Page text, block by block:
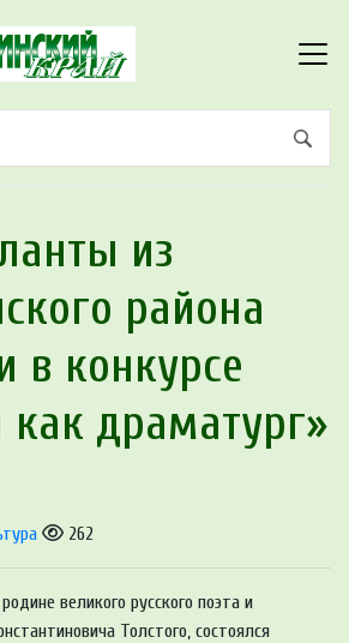
из
района
в конкурсе
как драматург»
262
великого русского поэта и
Толстого, состоялся